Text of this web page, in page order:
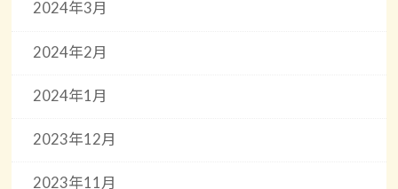
2024年3月
2024年2月
2024年1月
2023年12月
2023年11月